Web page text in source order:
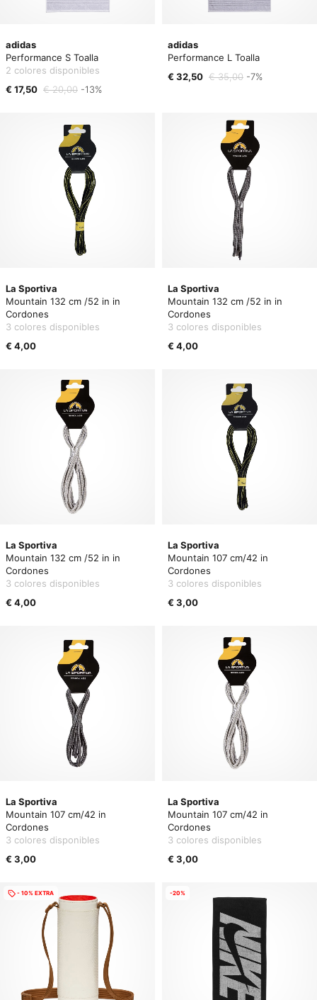
adidas
Performance S Toalla
2 colores disponibles
€ 17,50 € 20,00 -13%
adidas
Performance L Toalla
€ 32,50 € 35,00 -7%
La Sportiva
Mountain 132 cm /52 in in
Cordones
3 colores disponibles
€ 4,00
La Sportiva
Mountain 132 cm /52 in in
Cordones
3 colores disponibles
€ 4,00
La Sportiva
Mountain 132 cm /52 in in
Cordones
3 colores disponibles
€ 4,00
La Sportiva
Mountain 107 cm/42 in
Cordones
3 colores disponibles
€ 3,00
La Sportiva
Mountain 107 cm/42 in
Cordones
3 colores disponibles
€ 3,00
La Sportiva
Mountain 107 cm/42 in
Cordones
3 colores disponibles
€ 3,00
- 10% EXTRA -20%